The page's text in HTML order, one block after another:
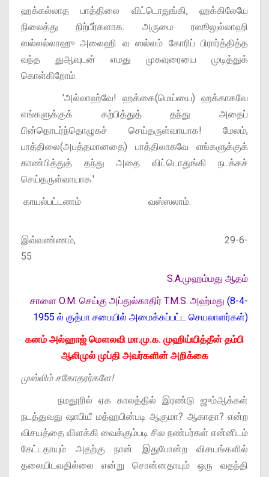
ஹக்கல்லாத பாத்திலை விட்டொதுங்கி, ஹக்கிலேயே
நிலைத்து நிற்பீர்களாக. அருமை ரஸூலுல்லாஹி
ஸல்லல்லாஹு அலைஹி வ ஸல்லம் கோரிப் பிரார்த்தித்த
வந்த துஆவுடன் எமது முகவுரையை முடித்துக்
கொள்கிறோம்.
'அல்லாஹ்வே! ஹக்கை(மெய்யை) ஹக்காகவே
எங்களுக்குக் கற்பித்துத் தந்து அதைப்
பின்தொடர்ந்தொழுகச் செய்தருள்வாயாக! மேலம்,
பாத்திலை(அபத்தமானதை) பாத்திலாகவே எங்களுக்குக்
காண்பித்துத் தந்து அதை விட்டொதுங்கி நடக்கச்
செய்தருள்வாயாக.'
காயல்பட்டணம் வஸ்ஸலாம்.
இவ்வண்ணம், 29-6-
55
S.A.முஹம்மது ஆதம்
சாளை O.M. செய்கு அப்துல்காதிர் T.M.S. அஹ்மது (8-4-
1955 ல் குத்பா சபையில் அமைக்கப்பட்ட செயலாளர்கள்)
கனம் அல்ஹாஜ் மௌலவி மா.மு.க. முஹிய்யித்தீன் தம்பி
ஆலிமுல் முப்தி அவர்களின் அறிக்கை
முஸ்லிம் சகோதரர்களே!
நமதூரில் ஏக காலத்தில் இரண்டு ஜும்ஆக்கள்
நடத்துவது ஷாபியீ மத்ஹபின்படி ஆகுமா? ஆகாதா? என்ற
விசயத்தை விளக்கி வைக்கும்படி சில நண்பர்கள் என்னிடம்
கேட்டதாயும் அதற்கு நான் இதுபோன்ற விசயங்களில்
தலையிடவதில்லை என்று சொன்னதாயும் ஒரு வதந்தி